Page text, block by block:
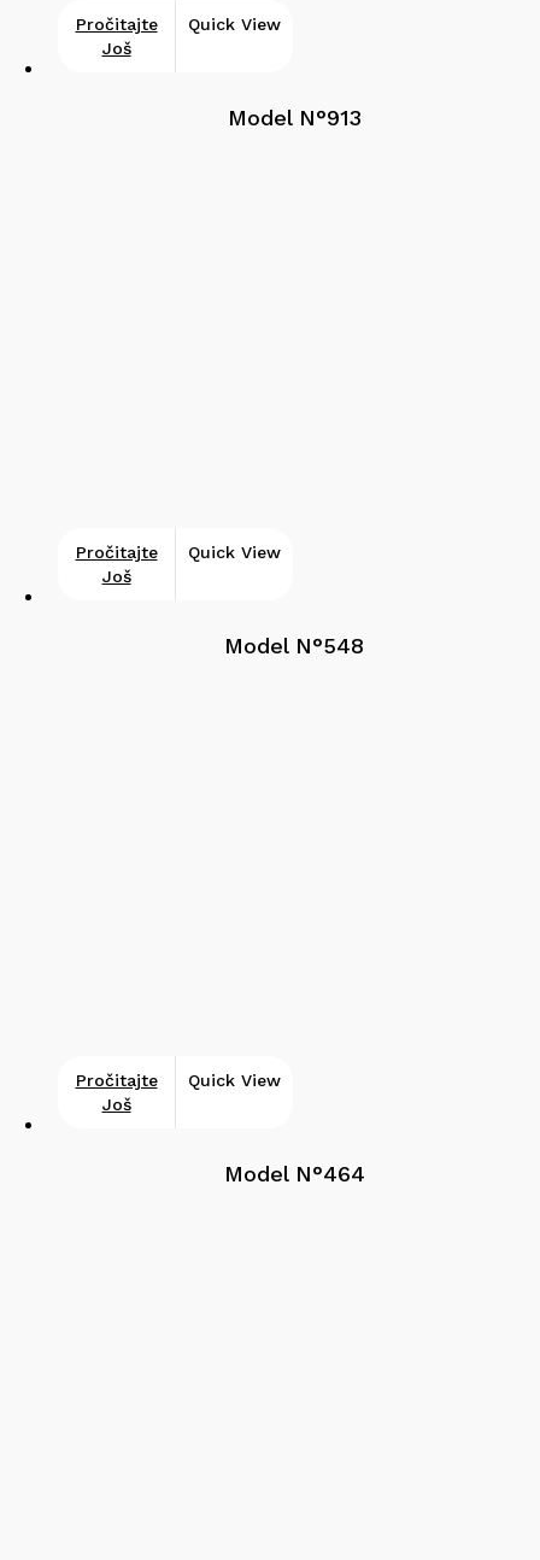
Pročitajte
Još
Quick View
Model N°913
Pročitajte
Još
Quick View
Model N°548
Pročitajte
Još
Quick View
Model N°464